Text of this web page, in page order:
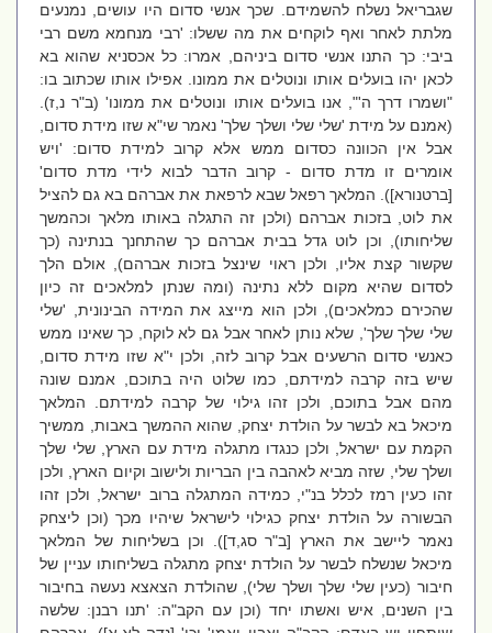
שגבריאל נשלח להשמידם. שכך אנשי סדום היו עושים, נמנעים
מלתת לאחר ואף לוקחים את מה ששלו: 'רבי מנחמא משם רבי
ביבי: כך התנו אנשי סדום ביניהם, אמרו: כל אכסניא שהוא בא
לכאן יהו בועלים אותו ונוטלים את ממונו. אפילו אותו שכתוב בו:
"ושמרו דרך ה'", אנו בועלים אותו ונוטלים את ממונו' (ב"ר נ,ז).
(אמנם על מידת 'שלי שלי ושלך שלך' נאמר שי"א שזו מידת סדום,
אבל אין הכוונה כסדום ממש אלא קרוב למידת סדום: 'ויש
אומרים זו מדת סדום - קרוב הדבר לבוא לידי מדת סדום'
[ברטנורא]). המלאך רפאל שבא לרפאת את אברהם בא גם להציל
את לוט, בזכות אברהם (ולכן זה התגלה באותו מלאך וכהמשך
שליחותו), וכן לוט גדל בבית אברהם כך שהתחנך בנתינה (כך
שקשור קצת אליו, ולכן ראוי שינצל בזכות אברהם), אולם הלך
לסדום שהיא מקום ללא נתינה (ומה שנתן למלאכים זה כיון
שהכירם כמלאכים), ולכן הוא מייצג את המידה הבינונית, 'שלי
שלי שלך שלך', שלא נותן לאחר אבל גם לא לוקח, כך שאינו ממש
כאנשי סדום הרשעים אבל קרוב לזה, ולכן י"א שזו מידת סדום,
שיש בזה קרבה למידתם, כמו שלוט היה בתוכם, אמנם שונה
מהם אבל בתוכם, ולכן זהו גילוי של קרבה למידתם. המלאך
מיכאל בא לבשר על הולדת יצחק, שהוא ההמשך באבות, ממשיך
הקמת עם ישראל, ולכן כנגדו מתגלה מידת עם הארץ, שלי שלך
ושלך שלי, שזה מביא לאהבה בין הבריות ולישוב וקיום הארץ, ולכן
זהו כעין רמז לכלל בנ"י, כמידה המתגלה ברוב ישראל, ולכן זהו
הבשורה על הולדת יצחק כגילוי לישראל שיהיו מכך (וכן ליצחק
נאמר ליישב את הארץ [ב"ר סג,ד]). וכן בשליחות של המלאך
מיכאל שנשלח לבשר על הולדת יצחק מתגלה בשליחותו עניין של
חיבור (כעין שלי שלך ושלך שלי), שהולדת הצאצא נעשה בחיבור
בין השנים, איש ואשתו יחד (וכן עם הקב"ה: 'תנו רבנן: שלשה